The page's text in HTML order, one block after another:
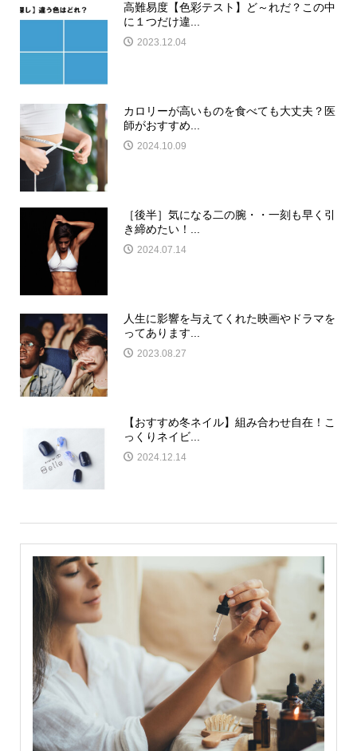
高難易度【色彩テスト】ど～れだ？この中
に１つだけ違...
2023.12.04
カロリーが高いものを食べても大丈夫？医
師がおすすめ...
2024.10.09
［後半］気になる二の腕・・一刻も早く引
き締めたい！...
2024.07.14
人生に影響を与えてくれた映画やドラマを
ってあります...
2023.08.27
【おすすめ冬ネイル】組み合わせ自在！こ
っくりネイビ...
2024.12.14